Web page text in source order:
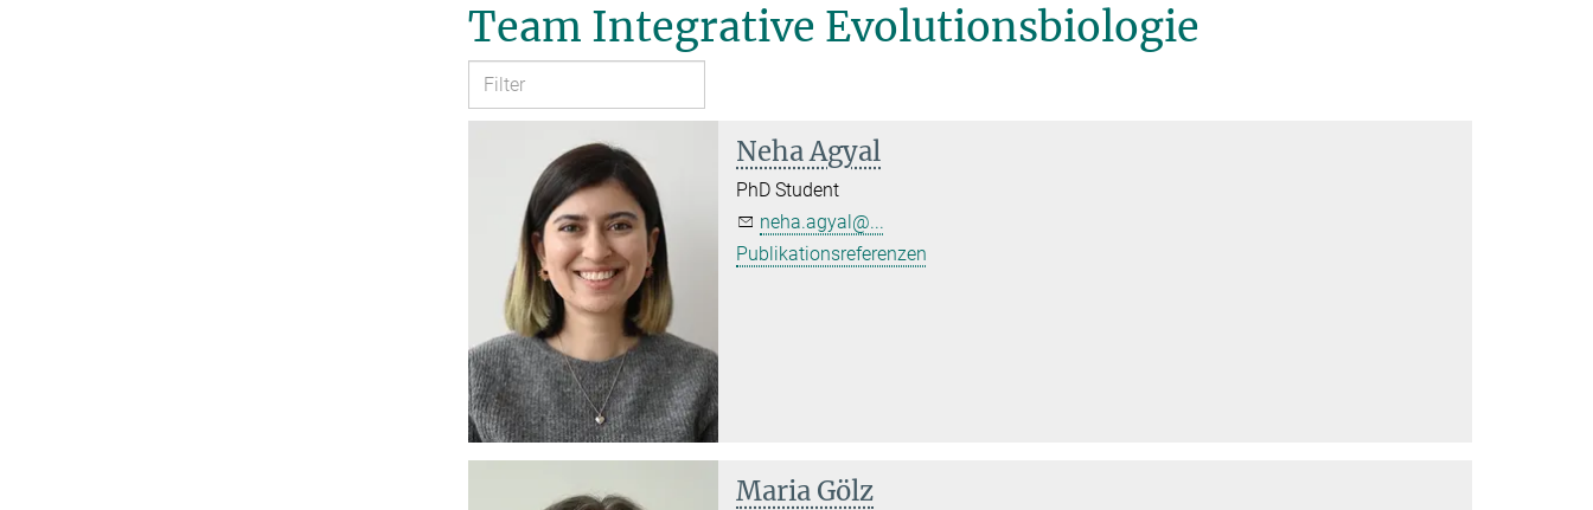
Team Integrative Evolutionsbiologie
Neha Agyal
PhD Student
neha.agyal@...
Publikationsreferenzen
Maria Gölz